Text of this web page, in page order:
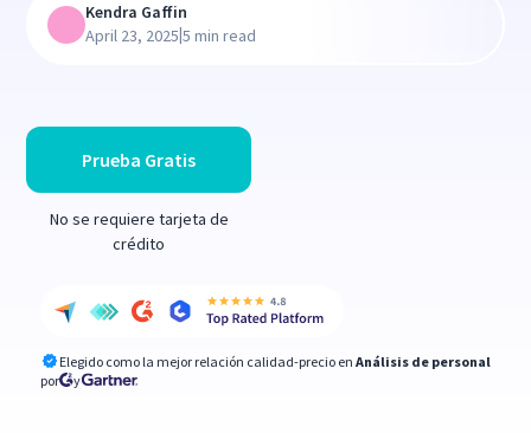
Prueba Gratis
No se requiere tarjeta de
crédito
Elegido como la mejor relación calidad-precio en Análisis de personal
por
y
Kendra Gaffin
April 23, 2025|5 min read